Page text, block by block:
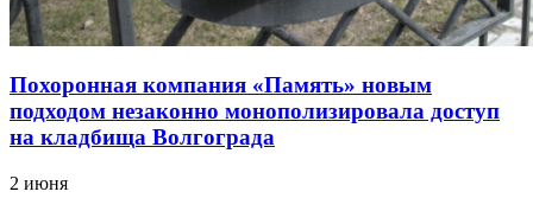
Похоронная компания «Память» новым
подходом незаконно монополизировала доступ
на кладбища Волгограда
2 июня